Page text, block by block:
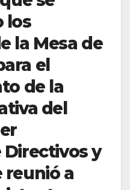
los
la Mesa de
el
de la
del
y
reunió a